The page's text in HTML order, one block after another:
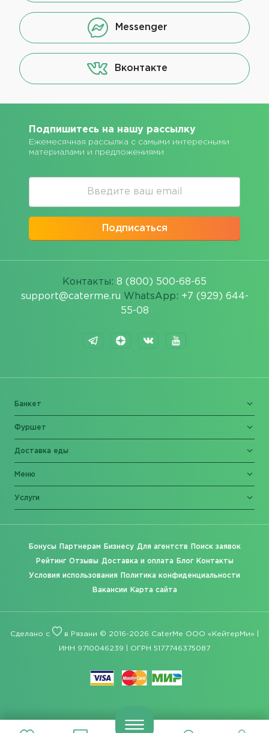
Messenger
Вконтакте
Подпишитесь на нашу рассылку
Ежемесячная рассылка с самыми интересными
материалами и предложениями
Подписаться
Контакты: 8 (800) 500-68-65
support@caterme.ru WhatsApp: +7 (929) 644-
55-08
Банкет
Фуршет
Доставка еды
Меню
Услуги
Бонусы Партнерам Бизнесу Для агентств Поиск заявок
Рейтинг Отзывы Доставка и оплата Блог Контакты
Условия использования Политика конфиденциальности
Вакансии Карта сайта
Сделано с в Рязани © 2016-2026 CaterMe ООО «КейтерМи» |
ИНН 9710046239 | ОГРН 5177746375087